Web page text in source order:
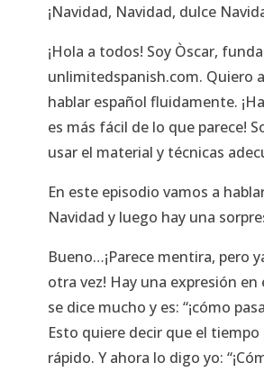
¡Navidad, Navidad, dulce
¡Hola a todos! Soy Òscar,
unlimitedspanish.com. Quiero
hablar español fluidamente.
es más fácil de lo que parece!
usar el material y técnicas
En este episodio vamos a
Navidad y luego hay una
Bueno…¡Parece mentira, pero
otra vez! Hay una expresión en
se dice mucho y es: “¡cómo
Esto quiere decir que el tiempo
rápido. Y ahora lo digo yo: